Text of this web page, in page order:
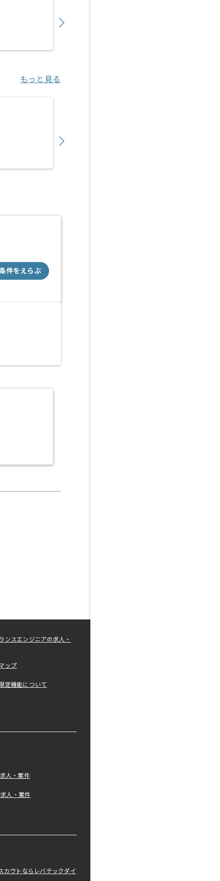
もっと見る
件をえらぶ
ンスエンジニアの求人・
ップ
定機能について
人・案件
人・案件
カウトならレバテックダイ